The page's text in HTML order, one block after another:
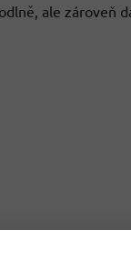
ale zároveň